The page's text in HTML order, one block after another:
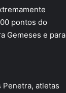
pontos do
Gemeses e para
Penetra, atletas